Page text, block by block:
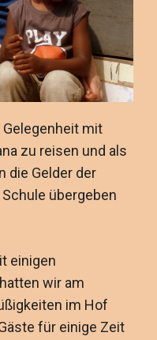
mit
zu reisen und als
die Gelder der
übergeben
einigen
wir am
im Hof
für einige Zeit